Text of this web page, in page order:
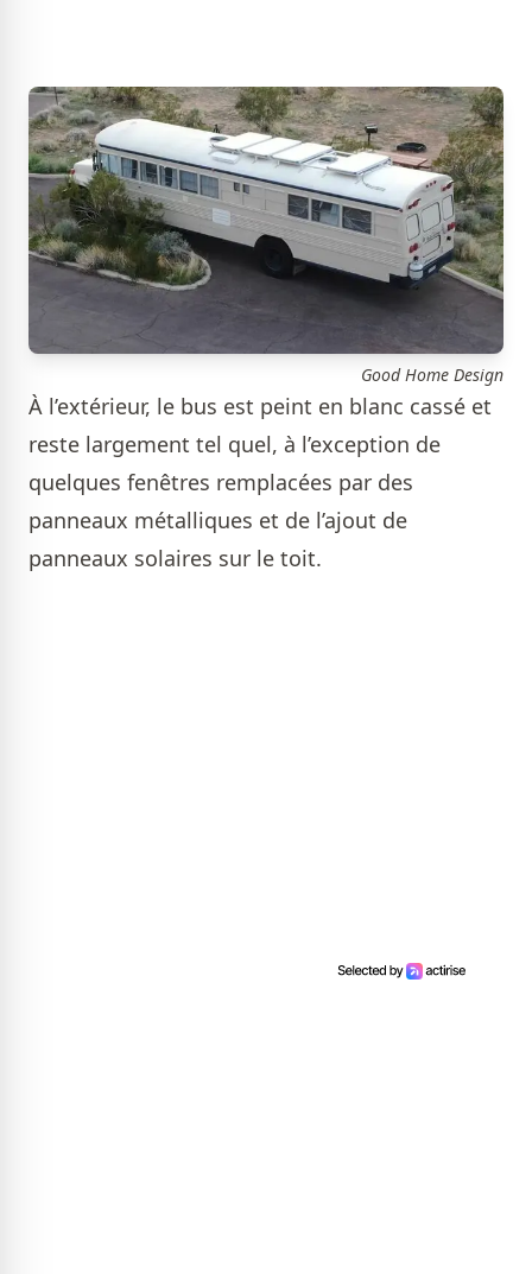
Good Home Design
À l’extérieur, le bus est peint en blanc cassé et
reste largement tel quel, à l’exception de
quelques fenêtres remplacées par des
panneaux métalliques et de l’ajout de
panneaux solaires sur le toit.